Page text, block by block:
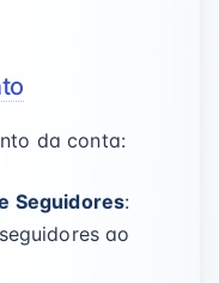
da conta:
Seguidores:
ao